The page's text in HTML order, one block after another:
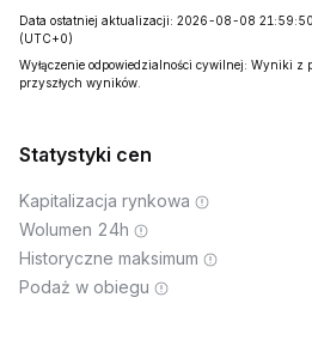
Data ostatniej aktualizacji: 2026-08-08 21:59:50
(UTC+0)
Wyłączenie odpowiedzialności cywilnej: Wyniki z
przyszłych wyników.
Statystyki cen
Kapitalizacja rynkowa
Wolumen 24h
Historyczne maksimum
Podaż w obiegu